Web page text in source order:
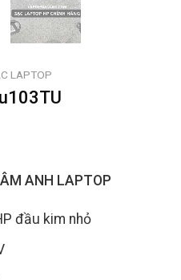
LAPTOP
ANH LAPTOP
đầu kim nhỏ